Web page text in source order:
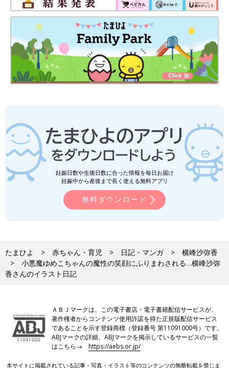
妊娠日数や生後日数に合った情報を毎日お届け
妊娠中から産後まで長く使える無料アプリ
無料ダウンロード
たまひよ 赤ちゃん・育児 日記・マンガ
横峰沙弥香
小悪魔ゆめこちゃんの魔性の笑顔にふりまわされる…横峰沙弥
香さんのイラスト日記
ＡＢＪマークは、この電子書店・電子書籍配信サービスが、
著作権者からコンテンツ使用許諾を得た正規版配信サービス
であることを示す登録商標（登録番号 第11091000号）です。
ABJマークの詳細、ABJマークを掲示しているサービスの一覧
はこちら→https://aebs.or.jp/
本サイトに掲載されている記事・写真・イラスト等のコンテンツの無断転載を禁じま